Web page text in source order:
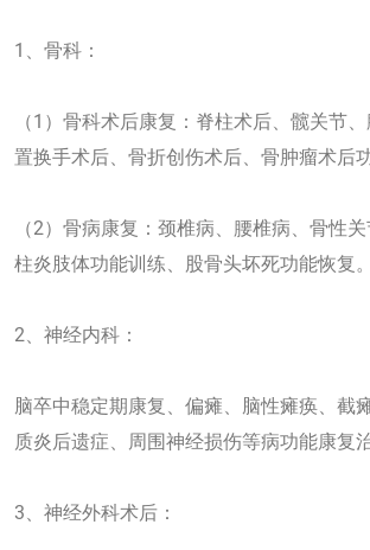
1、骨科：
（1）骨科术后康复：脊柱术后、髋关节
置换手术后、骨折创伤术后、骨肿瘤术后
（2）骨病康复：颈椎病、腰椎病、骨性
柱炎肢体功能训练、股骨头坏死功能恢复。
2、神经内科：
脑卒中稳定期康复、偏瘫、脑性瘫痪、截
质炎后遗症、周围神经损伤等病功能康复治
3、神经外科术后：